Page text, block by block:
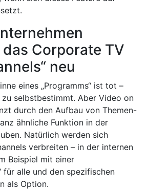
Corporate TV
neu
eines „Programms“ ist tot –
selbstbestimmt. Aber Video on
durch den Aufbau von Themen-
ähnliche Funktion in der
Natürlich werden sich
verbreiten – in der internen
Beispiel mit einer
für alle und den spezifischen
als Option.